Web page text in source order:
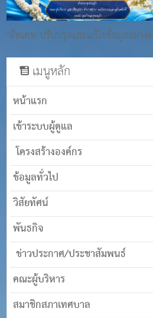
"อัพเดท ปรับปรุงและแก้ไขข้อมูลอย่าง
เมนูหลัก
หน้าแรก
เข้าระบบผู้ดูแล
โครงสร้างองค์กร
ข้อมูลทั่วไป
วิสัยทัศน์
พันธกิจ
ข่าวประกาศ/ประชาสัมพนธ์
คณะผู้บริหาร
สมาชิกสภาเทศบาล